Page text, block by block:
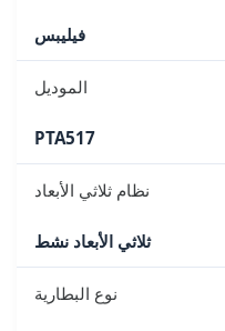
فيليبس
الموديل
PTA517
نظام ثلاثي الأبعاد
ثلاثي الأبعاد نشط
نوع البطارية